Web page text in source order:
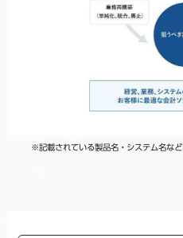
※記載されている製品名・システム名な